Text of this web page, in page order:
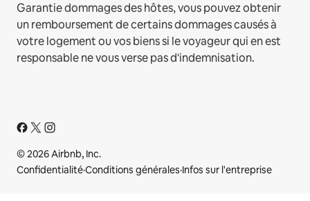
Garantie dommages des hôtes, vous pouvez obtenir
un remboursement de certains dommages causés à
votre logement ou vos biens si le voyageur qui en est
responsable ne vous verse pas d'indemnisation.
© 2026 Airbnb, Inc.
Confidentialité·Conditions générales·Infos sur l'entreprise